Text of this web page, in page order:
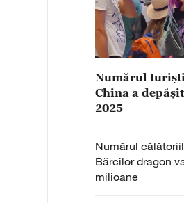
Numărul
China a
2025
Numărul
Bărcilor dragon
milioane